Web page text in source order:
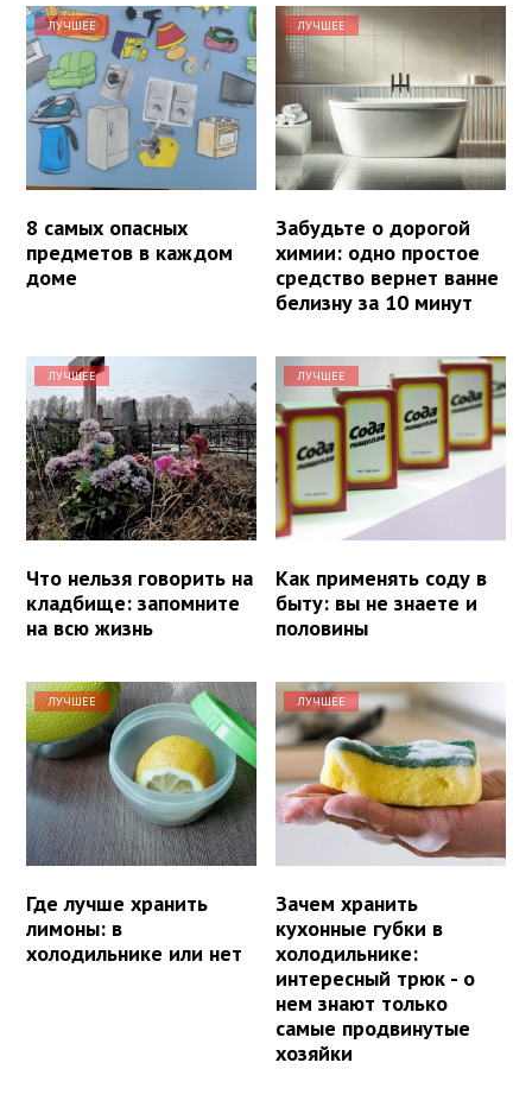
ЛУЧШЕЕ
8 самых опасных
предметов в каждом
доме
ЛУЧШЕЕ
Забудьте о дорогой
химии: одно простое
средство вернет ванне
белизну за 10 минут
ЛУЧШЕЕ
Что нельзя говорить на
кладбище: запомните
на всю жизнь
ЛУЧШЕЕ
Как применять соду в
быту: вы не знаете и
половины
ЛУЧШЕЕ
Где лучше хранить
лимоны: в
холодильнике или нет
ЛУЧШЕЕ
Зачем хранить
кухонные губки в
холодильнике:
интересный трюк - о
нем знают только
самые продвинутые
хозяйки